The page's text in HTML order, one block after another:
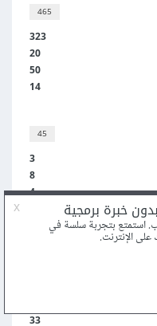
465
323
20
50
14
45
3
8
4
33